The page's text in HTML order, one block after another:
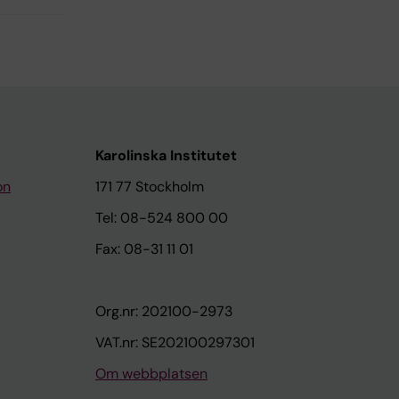
Karolinska Institutet
171 77 Stockholm
Tel: 08-524 800 00
Fax: 08-31 11 01
Org.nr: 202100-2973
VAT.nr: SE202100297301
Om webbplatsen